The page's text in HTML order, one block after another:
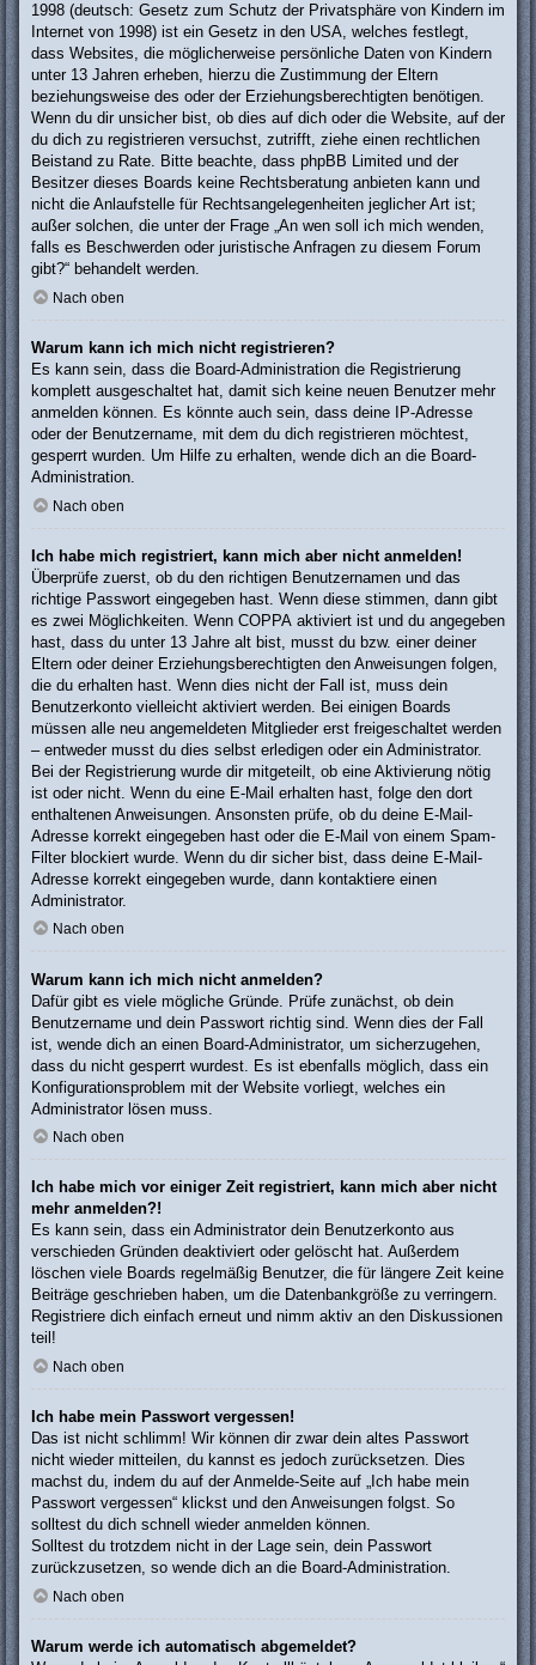
1998 (deutsch: Gesetz zum Schutz der Privatsphäre von Kindern im
Internet von 1998) ist ein Gesetz in den USA, welches festlegt,
dass Websites, die möglicherweise persönliche Daten von Kindern
unter 13 Jahren erheben, hierzu die Zustimmung der Eltern
beziehungsweise des oder der Erziehungsberechtigten benötigen.
Wenn du dir unsicher bist, ob dies auf dich oder die Website, auf der
du dich zu registrieren versuchst, zutrifft, ziehe einen rechtlichen
Beistand zu Rate. Bitte beachte, dass phpBB Limited und der
Besitzer dieses Boards keine Rechtsberatung anbieten kann und
nicht die Anlaufstelle für Rechtsangelegenheiten jeglicher Art ist;
außer solchen, die unter der Frage „An wen soll ich mich wenden,
falls es Beschwerden oder juristische Anfragen zu diesem Forum
gibt?“ behandelt werden.
Nach oben
Warum kann ich mich nicht registrieren?
Es kann sein, dass die Board-Administration die Registrierung
komplett ausgeschaltet hat, damit sich keine neuen Benutzer mehr
anmelden können. Es könnte auch sein, dass deine IP-Adresse
oder der Benutzername, mit dem du dich registrieren möchtest,
gesperrt wurden. Um Hilfe zu erhalten, wende dich an die Board-
Administration.
Nach oben
Ich habe mich registriert, kann mich aber nicht anmelden!
Überprüfe zuerst, ob du den richtigen Benutzernamen und das
richtige Passwort eingegeben hast. Wenn diese stimmen, dann gibt
es zwei Möglichkeiten. Wenn COPPA aktiviert ist und du angegeben
hast, dass du unter 13 Jahre alt bist, musst du bzw. einer deiner
Eltern oder deiner Erziehungsberechtigten den Anweisungen folgen,
die du erhalten hast. Wenn dies nicht der Fall ist, muss dein
Benutzerkonto vielleicht aktiviert werden. Bei einigen Boards
müssen alle neu angemeldeten Mitglieder erst freigeschaltet werden
– entweder musst du dies selbst erledigen oder ein Administrator.
Bei der Registrierung wurde dir mitgeteilt, ob eine Aktivierung nötig
ist oder nicht. Wenn du eine E-Mail erhalten hast, folge den dort
enthaltenen Anweisungen. Ansonsten prüfe, ob du deine E-Mail-
Adresse korrekt eingegeben hast oder die E-Mail von einem Spam-
Filter blockiert wurde. Wenn du dir sicher bist, dass deine E-Mail-
Adresse korrekt eingegeben wurde, dann kontaktiere einen
Administrator.
Nach oben
Warum kann ich mich nicht anmelden?
Dafür gibt es viele mögliche Gründe. Prüfe zunächst, ob dein
Benutzername und dein Passwort richtig sind. Wenn dies der Fall
ist, wende dich an einen Board-Administrator, um sicherzugehen,
dass du nicht gesperrt wurdest. Es ist ebenfalls möglich, dass ein
Konfigurationsproblem mit der Website vorliegt, welches ein
Administrator lösen muss.
Nach oben
Ich habe mich vor einiger Zeit registriert, kann mich aber nicht
mehr anmelden?!
Es kann sein, dass ein Administrator dein Benutzerkonto aus
verschieden Gründen deaktiviert oder gelöscht hat. Außerdem
löschen viele Boards regelmäßig Benutzer, die für längere Zeit keine
Beiträge geschrieben haben, um die Datenbankgröße zu verringern.
Registriere dich einfach erneut und nimm aktiv an den Diskussionen
teil!
Nach oben
Ich habe mein Passwort vergessen!
Das ist nicht schlimm! Wir können dir zwar dein altes Passwort
nicht wieder mitteilen, du kannst es jedoch zurücksetzen. Dies
machst du, indem du auf der Anmelde-Seite auf „Ich habe mein
Passwort vergessen“ klickst und den Anweisungen folgst. So
solltest du dich schnell wieder anmelden können.
Solltest du trotzdem nicht in der Lage sein, dein Passwort
zurückzusetzen, so wende dich an die Board-Administration.
Nach oben
Warum werde ich automatisch abgemeldet?